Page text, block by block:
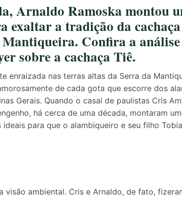
Arnaldo Ramoska montou
exaltar a tradição da
Confira a
sobre a cachaça Tiê.
enraizada nas terras altas da Serra da
de cada gota que escorre dos
Gerais. Quando o casal de paulistas Cris
há cerca de uma década, montaram
para que o alambiqueiro e seu filho
visão ambiental. Cris e Arnaldo, de fato,